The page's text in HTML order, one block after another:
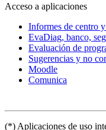
Acceso a aplicaciones
Informes de centro
EvaDiag, banco,
Evaluación de
Sugerencias y no
Moodle
Comunica
(*) Aplicaciones de uso